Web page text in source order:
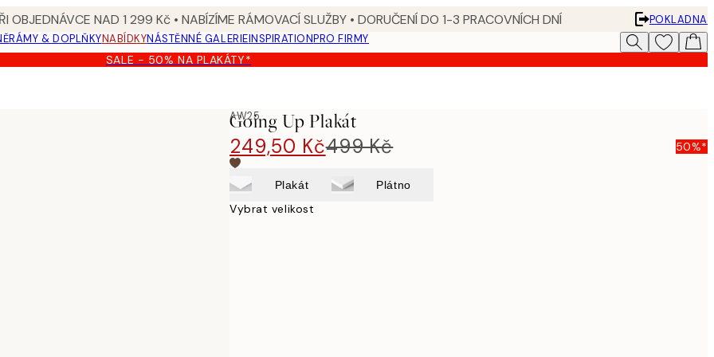
OBJEDNÁVCE NAD 1 299 Kč • NABÍZÍME RÁMOVACÍ SLUŽBY • DORUČENÍ DO 1-3 PRACOVNÍCH DNÍ
POKLADNA
RÁMY & DOPLŇKYNABÍDKYNÁSTĚNNÉ GALERIEINSPIRATIONPRO FIRMY
SALE - 50% NA PLAKÁTY*
AW25
Going Up Plakát
249,50 Kč499 Kč 50%*
Plakát Plátno
Vybrat velikost